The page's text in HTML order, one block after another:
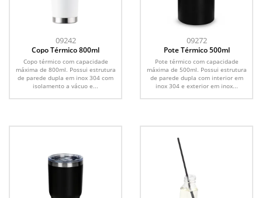
09242
Copo Térmico 800ml
Copo térmico com capacidade
máxima de 800ml. Possui estrutura
de parede dupla em inox 304 com
isolamento a vácuo e...
09272
Pote Térmico 500ml
Pote térmico com capacidade
máxima de 500ml. Possui estrutura
de parede dupla com interior em
inox 304 e exterior em inox...